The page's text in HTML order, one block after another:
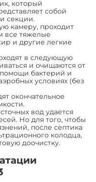
который
собой
секции.
камеру, проходит
все тяжелые
и другие легкие
в следующую
и очищаются от
бактерий и
условиях (без
окончательное
вод удается
Но для того, чтобы
после септика
колодца,
доочистку.